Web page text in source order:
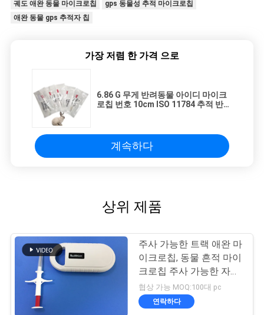
궤도 애완 동물 마이크로칩
gps 동물성 추적 마이크로칩
애완 동물 gps 추적자 칩
가장 저렴 한 가격 으로
6.86 G 무게 반려동물 아이디 마이크
로칩 번호 10cm ISO 11784 추적 반려
계속하다
상위 제품
주사 가능한 트랙 애완 마
이크로칩, 동물 흔적 마이
크로칩 주사 가능한 자동
응답기
협상 가능 MOQ:100대 pc
연락하다